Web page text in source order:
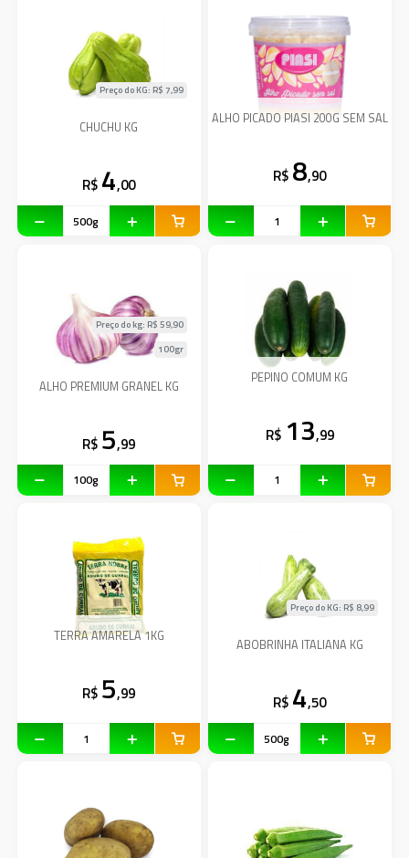
CHUCHU KG
Preço do KG: R$ 7,99
R$ 4,00
ALHO PICADO PIASI 200G SEM SAL
R$ 8,90
ALHO PREMIUM GRANEL KG
Preço do kg: R$ 59,90
100gr
R$ 5,99
PEPINO COMUM KG
R$ 13,99
TERRA AMARELA 1KG
R$ 5,99
ABOBRINHA ITALIANA KG
Preço do KG: R$ 8,99
R$ 4,50